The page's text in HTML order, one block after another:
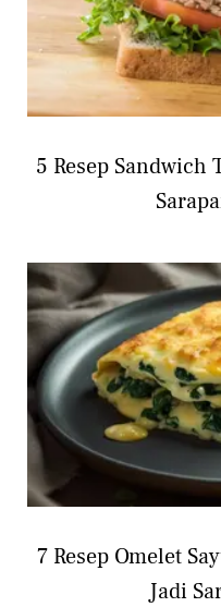
5 Resep
7 Resep Omelet
Jadi